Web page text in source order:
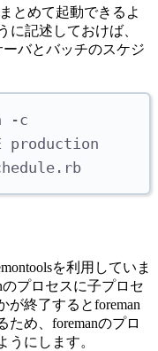
とめて起動できるよ
に記述しておけば、
ーバとバッチのスケジ
-c
production
を利用していま
のプロセスに子プロセ
が終了するとforeman
め、foremanのプロ
うにします。